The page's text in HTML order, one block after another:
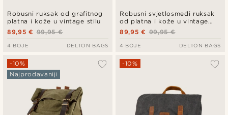
Robusni ruksak od grafitnog
platna i kože u vintage stilu
99,95 €
89,95 €
4 BOJE DELTON BAGS
Robusni svjetlosmeđi ruksak
od platna i kože u vintage
stilu
99,95 €
89,95 €
4 BOJE DELTON BAGS
-10%
Najprodavaniji
-10%